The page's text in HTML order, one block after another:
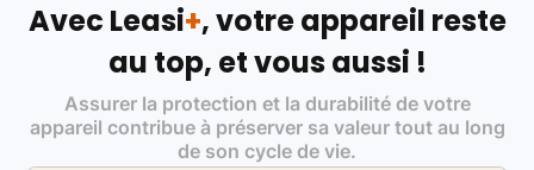
Avec Leasi+, votre appareil reste
au top, et vous aussi !
Assurer la protection et la durabilité de votre
appareil contribue à préserver sa valeur tout au long
de son cycle de vie.